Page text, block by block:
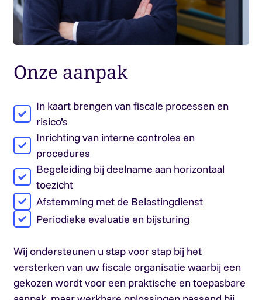
Onze aanpak
In kaart brengen van fiscale processen en
risico’s
Inrichting van interne controles en
procedures
Begeleiding bij deelname aan horizontaal
toezicht
Afstemming met de Belastingdienst
Periodieke evaluatie en bijsturing
Wij ondersteunen u stap voor stap bij het
versterken van uw fiscale organisatie waarbij een
gekozen wordt voor een praktische en toepasbare